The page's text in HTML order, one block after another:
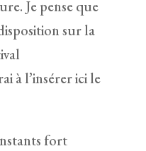
Je pense que
sur la
à l’insérer ici le
fort